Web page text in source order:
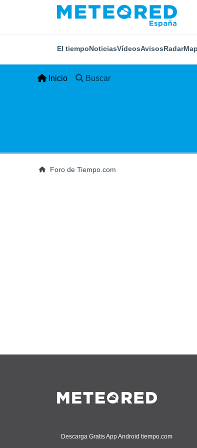
El tiempoNoticiasVídeosAvisosRadar
Inicio Buscar
Foro de Tiempo.com
Descarga Gratis App Android tiempo.com